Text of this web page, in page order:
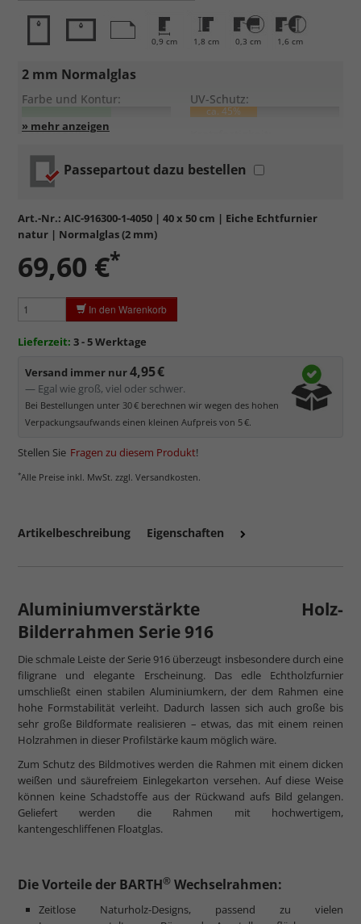
0,9 cm 1,8 cm 0,3 cm 1,6 cm
2 mm Normalglas
Farbe und Kontur: UV-Schutz:
ca. 45%
Entspiegelung:
Standardglasin hochwertiger Floatglas-Qualität.
Formstabil, preiswert, witterungs- und hitzebeständig
Reflektierende Oberfläche
, die als störend empfunden
werden kann.
Minimaler UV-Schutz von ca. 45%
Schutz des Bildes.
Normalglas hat eine leichte Grünfärbung
Bereich der Weißtöne zu einem dezenten Grünschimmer
kommt. Für Bilder mit hellen Farben empfehlen wir Kunst- oder
Passepartout dazu bestellen
Art.-Nr.: AIC-916300-1-4050 | 40 x 50 cm | Eiche Echtfurnier
natur | Normalglas (2 mm)
69,60 €*
In den Warenkorb
Lieferzeit: 3 - 5 Werktage
Versand immer nur4,95 €
— Egal wie groß, viel oder schwer.
Bei Bestellungen unter 30 € berechnen wir wegen des hohen
Verpackungsaufwands einen kleinen Aufpreis von 5 €.
Stellen Sie Fragen zu diesem Produkt!
*Alle Preise inkl. MwSt. zzgl. Versandkosten.
Artikelbeschreibung Eigenschaften
Aluminiumverstärkte Holz-
Bilderrahmen Serie 916
Die schmale Leiste der Serie 916 überzeugt insbesondere durch eine
filigrane und elegante Erscheinung. Das edle Echtholzfurnier
umschließt einen stabilen Aluminiumkern, der dem Rahmen eine
hohe Formstabilität verleiht. Dadurch lassen sich auch große bis
sehr große Bildformate realisieren – etwas, das mit einem reinen
Holzrahmen in dieser Profilstärke kaum möglich wäre.
Zum Schutz des Bildmotives werden die Rahmen mit einem dicken
weißen und säurefreiem Einlegekarton versehen. Auf diese Weise
können keine Schadstoffe aus der Rückwand aufs Bild gelangen.
Geliefert werden die Rahmen mit hochwertigem,
kantengeschliffenen Floatglas.
Die Vorteile der BARTH® Wechselrahmen:
Zeitlose Naturholz-Designs, passend zu vielen